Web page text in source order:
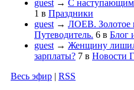
guest → С
1 в Праздники
guest → ЛОЕВ. Золотое
Путеводитель. 6 в Блог
guest → Женщину
зарплаты? 7 в Новости
Весь эфир | RSS